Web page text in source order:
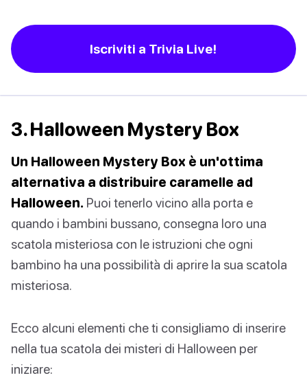
Iscriviti a Trivia Live!
3. Halloween Mystery Box
Un Halloween Mystery Box è un'ottima
alternativa a distribuire caramelle ad
Halloween. Puoi tenerlo vicino alla porta e
quando i bambini bussano, consegna loro una
scatola misteriosa con le istruzioni che ogni
bambino ha una possibilità di aprire la sua scatola
misteriosa.
Ecco alcuni elementi che ti consigliamo di inserire
nella tua scatola dei misteri di Halloween per
iniziare: